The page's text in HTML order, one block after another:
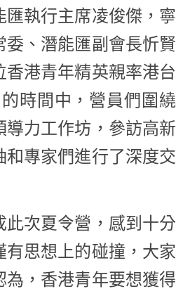
執行主席凌俊傑，寧
、潛能匯副會長忻賢
港青年精英親率港台
時間中，營員們圍繞
導力工作坊，參訪高新
專家們進行了深度交
次夏令營，感到十分
思想上的碰撞，大家
，香港青年要想獲得